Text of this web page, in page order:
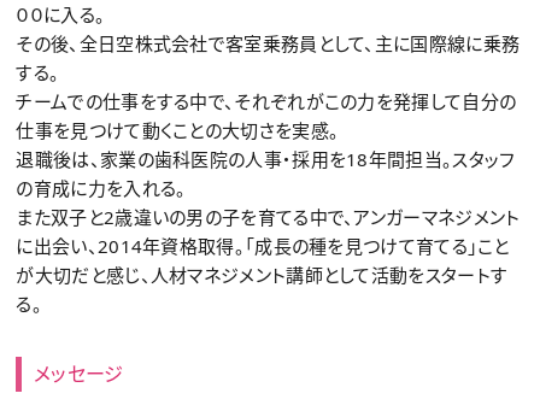
００に入る。
その後、全日空株式会社で客室乗務員として、主に国際線に乗務
する。
チームでの仕事をする中で、それぞれがこの力を発揮して自分の
仕事を見つけて動くことの大切さを実感。
退職後は、家業の歯科医院の人事・採用を18年間担当。スタッフ
の育成に力を入れる。
また双子と2歳違いの男の子を育てる中で、アンガーマネジメント
に出会い、2014年資格取得。「成長の種を見つけて育てる」こと
が大切だと感じ、人材マネジメント講師として活動をスタートす
る。
メッセージ